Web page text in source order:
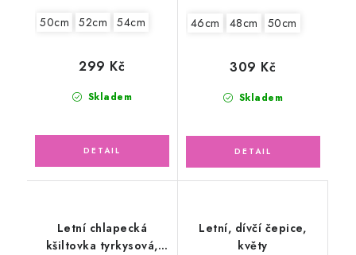
50cm 52cm 54cm
Skladem
299 Kč
46cm 48cm 50cm
Skladem
309 Kč
Letní chlapecká
kšiltovka tyrkysová,
Letní, dívčí čepice,
květy